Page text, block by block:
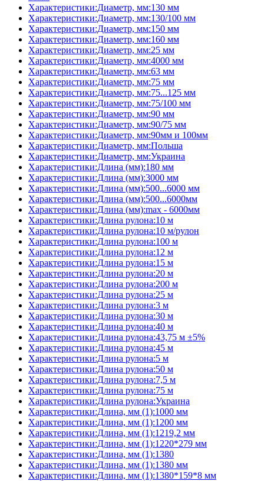
Характеристики:Диаметр, мм:130 мм
Характеристики:Диаметр, мм:130/100 мм
Характеристики:Диаметр, мм:150 мм
Характеристики:Диаметр, мм:160 мм
Характеристики:Диаметр, мм:25 мм
Характеристики:Диаметр, мм:4000 мм
Характеристики:Диаметр, мм:63 мм
Характеристики:Диаметр, мм:75 мм
Характеристики:Диаметр, мм:75...125 мм
Характеристики:Диаметр, мм:75/100 мм
Характеристики:Диаметр, мм:90 мм
Характеристики:Диаметр, мм:90/75 мм
Характеристики:Диаметр, мм:90мм и 100мм
Характеристики:Диаметр, мм:Польша
Характеристики:Диаметр, мм:Украина
Характеристики:Длина (мм):180 мм
Характеристики:Длина (мм):3000 мм
Характеристики:Длина (мм):500...6000 мм
Характеристики:Длина (мм):500...6000мм
Характеристики:Длина (мм):max - 6000мм
Характеристики:Длина рулона:10 м
Характеристики:Длина рулона:10 м/рулон
Характеристики:Длина рулона:100 м
Характеристики:Длина рулона:12 м
Характеристики:Длина рулона:15 м
Характеристики:Длина рулона:20 м
Характеристики:Длина рулона:200 м
Характеристики:Длина рулона:25 м
Характеристики:Длина рулона:3 м
Характеристики:Длина рулона:30 м
Характеристики:Длина рулона:40 м
Характеристики:Длина рулона:43,75 м ±5%
Характеристики:Длина рулона:45 м
Характеристики:Длина рулона:5 м
Характеристики:Длина рулона:50 м
Характеристики:Длина рулона:7,5 м
Характеристики:Длина рулона:75 м
Характеристики:Длина рулона:Украина
Характеристики:Длина, мм (1):1000 мм
Характеристики:Длина, мм (1):1200 мм
Характеристики:Длина, мм (1):1219,2 мм
Характеристики:Длина, мм (1):1220*279 мм
Характеристики:Длина, мм (1):1380
Характеристики:Длина, мм (1):1380 мм
Характеристики:Длина, мм (1):1380*159*8 мм